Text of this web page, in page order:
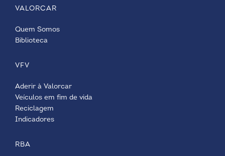
VALORCAR
Quem Somos
Biblioteca
VFV
Aderir à Valorcar
Veículos em fim de vida
Reciclagem
Indicadores
RBA